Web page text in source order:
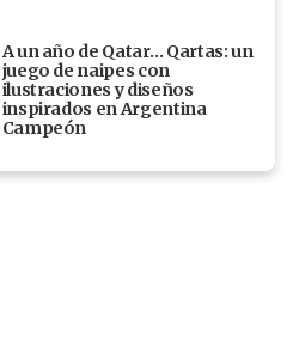
A un año de Qatar… Qartas: un
juego de naipes con
ilustraciones y diseños
inspirados en Argentina
Campeón